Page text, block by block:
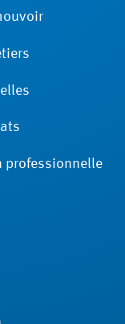
­professionnelle